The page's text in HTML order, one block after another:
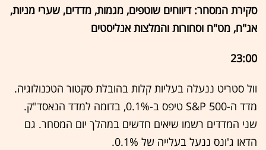
סקירת המסחר: דיווחים שוטפים, מגמות, מדדים, שערי מניות,
אג"ח, מט"ח וסחורות והמלצות אנליסטים
23:00
וול סטריט ננעלה בעליות קלות בהובלת סקטור הטכנולוגיה.
מדד ה-S&P 500 טיפס ב-0.1%, בדומה למדד הנאסד"ק.
שני המדדים רשמו שיאים חדשים במהלך יום המסחר. גם
הדאו ג'ונס ננעל בעלייה של 0.1%.